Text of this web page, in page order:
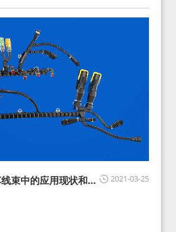
2021-03-25
束中的应用现状和展